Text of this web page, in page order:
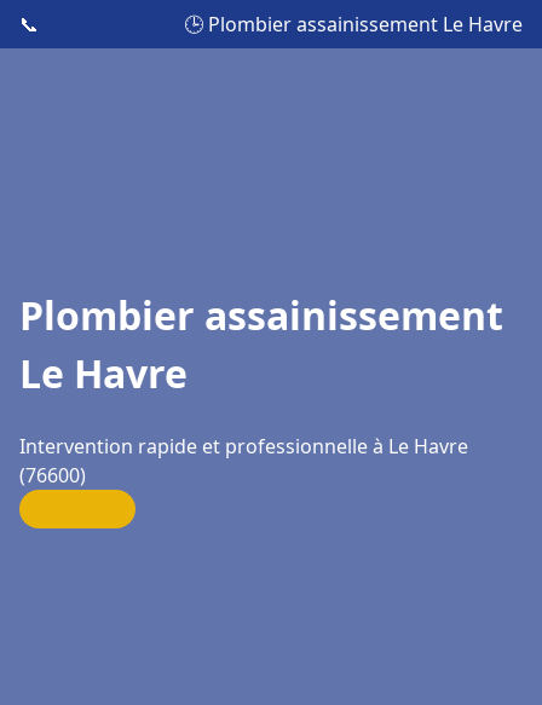
📞 🕒 Plombier assainissement Le Havre
Plombier assainissement
Le Havre
Intervention rapide et professionnelle à Le Havre
(76600)